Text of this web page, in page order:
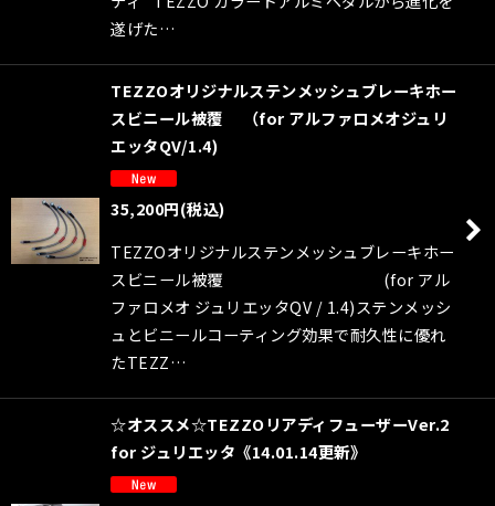
遂げた…
TEZZOオリジナルステンメッシュブレーキホー
スビニール被覆 （for アルファロメオジュリ
エッタQV/1.4)
35,200円(税込)
TEZZOオリジナルステンメッシュブレーキホー
スビニール被覆 (for アル
ファロメオ ジュリエッタQV / 1.4)ステンメッシ
ュとビニールコーティング効果で耐久性に優れ
たTEZZ…
☆オススメ☆TEZZOリアディフューザーVer.2
for ジュリエッタ《14.01.14更新》